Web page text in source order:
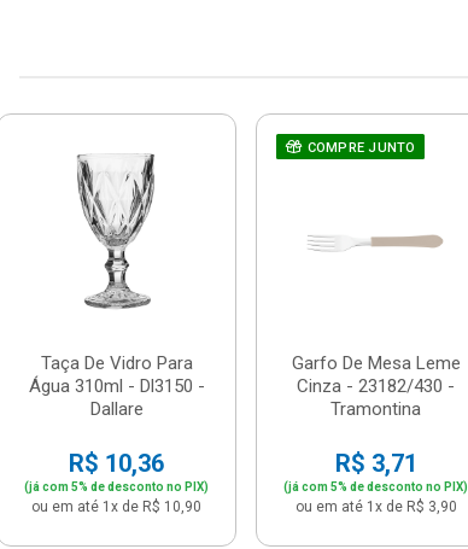
Taça De Vidro Para
Água 310ml - Dl3150 -
Dallare
R$ 10,36
(já com 5% de desconto no PIX)
ou em até 1x de R$ 10,90
COMPRE JUNTO
Garfo De Mesa Leme
Cinza - 23182/430 -
Tramontina
R$ 3,71
(já com 5% de desconto no PIX)
ou em até 1x de R$ 3,90